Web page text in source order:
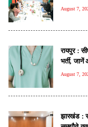
August 7,
रायपुर :
भर्ती,
August 7,
झारखंड :